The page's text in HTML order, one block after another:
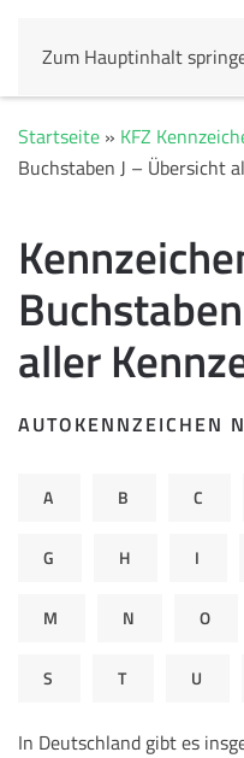
Zum Hauptinhalt
Startseite » KFZ
Buchstaben J – Übersicht
aller
AUTOKENNZEICHEN
A B C
G H I
M N O
S T U
In Deutschland gibt es